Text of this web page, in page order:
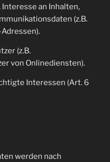
Interesse an Inhalten,
(z.B.
(z.B.
von Onlinediensten).
Interessen (Art. 6
werden nach